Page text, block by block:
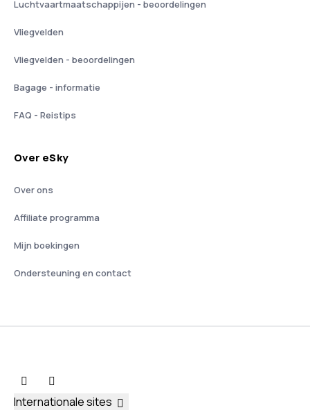
Luchtvaartmaatschappijen - beoordelingen
Vliegvelden
Vliegvelden - beoordelingen
Bagage - informatie
FAQ - Reistips
Over eSky
Over ons
Affiliate programma
Mijn boekingen
Ondersteuning en contact
Internationale sites